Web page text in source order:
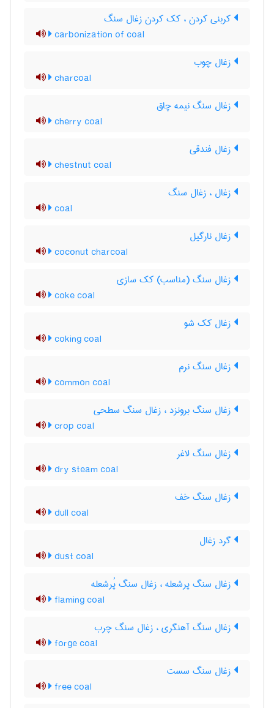
کربنی کردن ، کک کردن زغال سنگ
carbonization of coal
زغال چوب
charcoal
زغال سنگ نیمه چاق
cherry coal
زغال فندقی
chestnut coal
زغال ، زغال سنگ
coal
زغال نارگیل
coconut charcoal
زغال سنگ (مناسب) کک سازی
coke coal
زغال کک شو
coking coal
زغال سنگ نرم
common coal
زغال سنگ برونزد ، زغال سنگ سطحی
crop coal
زغال سنگ لاغر
dry steam coal
زغال سنگ خف
dull coal
گرد زغال
dust coal
زغال سنگ پرشعله ، زغال سنگ پُرشعله
flaming coal
زغال سنگ آهنگری ، زغال سنگ چرب
forge coal
زغال سنگ سست
free coal